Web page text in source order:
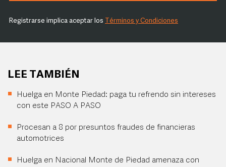
Registrarse implica aceptar los Términos y Condiciones
LEE TAMBIÉN
Huelga en Monte Piedad: paga tu refrendo sin intereses
con este PASO A PASO
Procesan a 8 por presuntos fraudes de financieras
automotrices
Huelga en Nacional Monte de Piedad amenaza con